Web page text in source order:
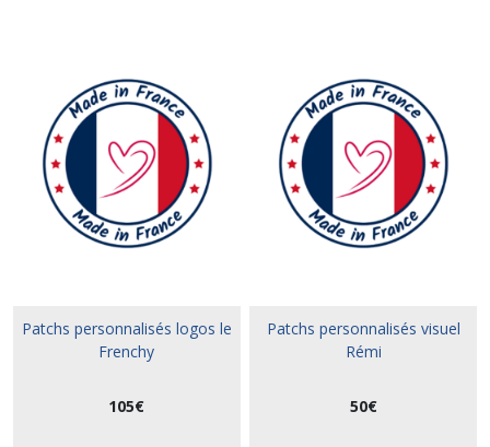
Patchs personnalisés logos le
Frenchy
105€
Patchs personnalisés visuel
Rémi
50€